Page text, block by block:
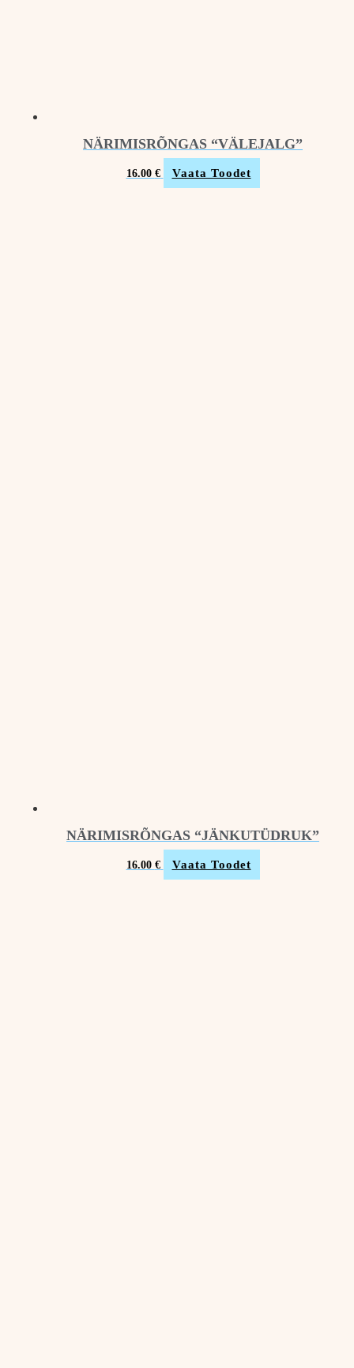
NÄRIMISRÕNGAS “VÄLEJALG”
16.00 € Vaata Toodet
NÄRIMISRÕNGAS “JÄNKUTÜDRUK”
16.00 € Vaata Toodet